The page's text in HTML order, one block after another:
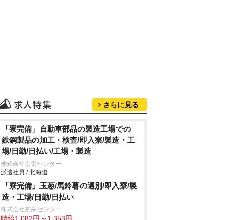
さらに見る
「寮完備」自動車部品の製造工場での
鉄鋼製品の加工・検査/即入寮/製造・工
場/日勤/日払い/工場・製造
株式会社京栄センター
派遣社員 / 北海道
「寮完備」玉葱/馬鈴薯の選別/即入寮/製
造・工場/日勤/日払い
株式会社京栄センター